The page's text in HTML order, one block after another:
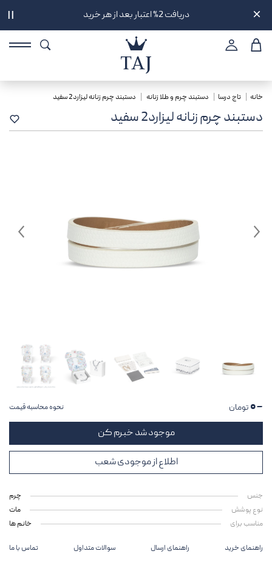
دریافت 2% اعتبار بعد از هر خرید
خانه تاج درسا دستبند چرم و طلا زنانه دستبند چرم زنانه لیزارد2 سفید
دستبند چرم زنانه لیزارد2 سفید
~۰ تومان نحوه محاسبه قیمت
موجود شد خبرم کن
اطلاع از موجودی شعب
جنس
چرم
نوع پوشش
مات
مناسب برای
خانم ها
راهنمای خرید راهنمای ارسال سوالات متداول تماس با ما